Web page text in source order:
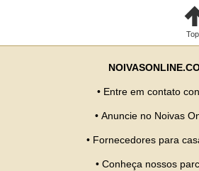
• Entre em contato
• Anuncie no Noivas
• Fornecedores para
• Conheça nossos